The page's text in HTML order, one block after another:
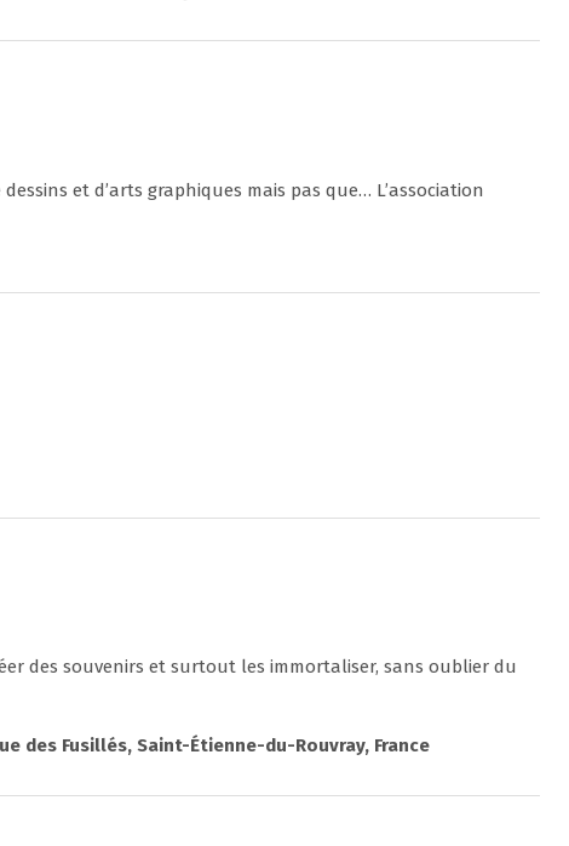
et d’arts graphiques mais pas que… L’association
des souvenirs et surtout les immortaliser, sans oublier du
des Fusillés, Saint-Étienne-du-Rouvray, France